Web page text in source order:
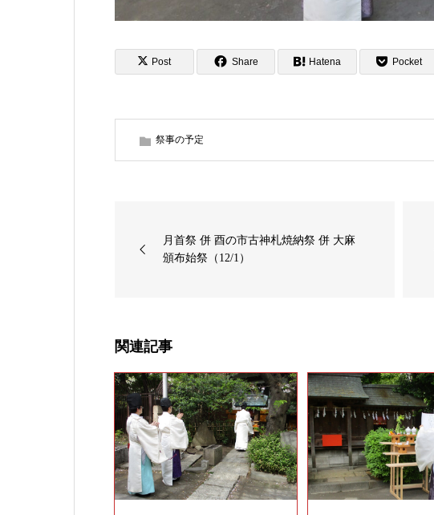
Post Share Hatena Pocket
祭事の予定
月首祭 併 酉の市古神札焼納祭 併 大麻
頒布始祭（12/1）
関連記事